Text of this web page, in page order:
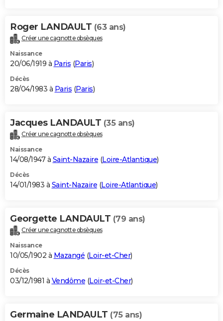
Roger LANDAULT (63 ans)
Créer une cagnotte obsèques
Naissance
20/06/1919 à Paris (Paris)
Décès
28/04/1983 à Paris (Paris)
Jacques LANDAULT (35 ans)
Créer une cagnotte obsèques
Naissance
14/08/1947 à Saint-Nazaire (Loire-Atlantique)
Décès
14/01/1983 à Saint-Nazaire (Loire-Atlantique)
Georgette LANDAULT (79 ans)
Créer une cagnotte obsèques
Naissance
10/05/1902 à Mazangé (Loir-et-Cher)
Décès
03/12/1981 à Vendôme (Loir-et-Cher)
Germaine LANDAULT (75 ans)